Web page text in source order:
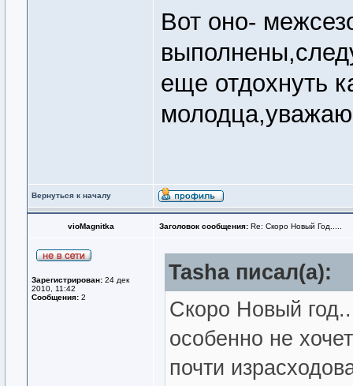
Вот оно-
еще отдохнуть
Вернуться к началу
vioMagnitka Заголовок сообщения: Re: Скоро Новый Год.....
Зарегистрирован: 24 дек
2010, 11:42
Сообщения: 2
Tasha писал(а):
Скоро Новый
особенно не
почти